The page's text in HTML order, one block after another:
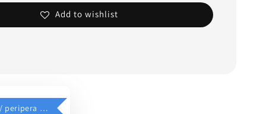
Add to wishlist
$39加價購 // peripera 手持化妝鏡